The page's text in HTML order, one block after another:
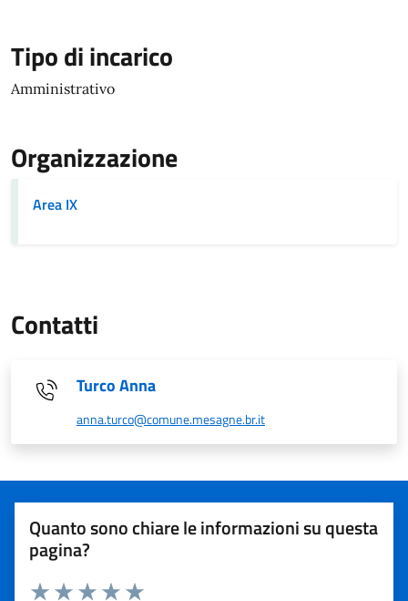
Tipo di incarico
Amministrativo
Organizzazione
Area IX
Contatti
Turco Anna
anna.turco@comune.mesagne.br.it
Quanto sono chiare le informazioni su questa
pagina?